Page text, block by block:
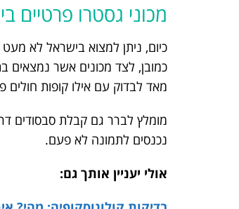
מכוני גסטרו פרטיים
כיום, ניתן למצוא בישראל לא
כמובן, לצד מכונים אשר נמצאים
מאד לבדוק עם אילו קופות חולים
מומלץ לברר גם קבלת סבסודים
נכנסים לתמונה לא פעם.
אולי יעניין אותך גם: